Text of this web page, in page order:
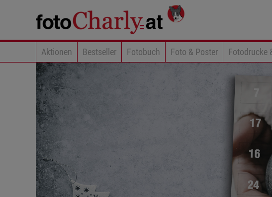
Aktionen Bestseller Fotobuch Foto & Poster Fotodrucke